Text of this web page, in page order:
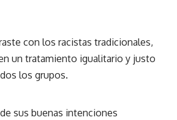
con los racistas tradicionales,
un tratamiento igualitario y justo
los grupos.
sus buenas intenciones